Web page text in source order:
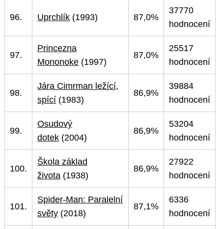
96. Uprchlík (1993) 87,0%
37770
hodnocení
97.
Princezna
Mononoke (1997)
87,0%
25517
hodnocení
98.
Jára Cimrman ležící,
spící (1983)
86,9%
39884
hodnocení
99.
Osudový
dotek (2004)
86,9%
53204
hodnocení
100.
Škola základ
života (1938)
86,9%
27922
hodnocení
101.
Spider-Man: Paralelní
světy (2018)
87,1%
6336
hodnocení